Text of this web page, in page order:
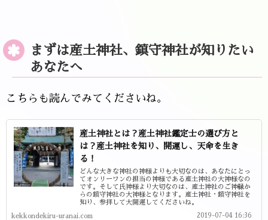
まずは産土神社、鎮守神社が知りたい
あなたへ
こちらも読んでみてくださいね。
産土神社とは？産土神社鑑定士の選び方と
は？産土神社を知り、開運し、天命を生き
る！
どんな大きな神社の神様よりも大切なのは、あなたにとっ
てオンリーワンの担当の神様である産土神社の大神様なの
です。そして氏神様より大切なのは、産土神社のご神縁か
らの鎮守神社の大神様となります。産土神社・鎮守神社を
知り、参拝して大開運してくださいね。
kekkondekiru-uranai.com 2019-07-04 16:36